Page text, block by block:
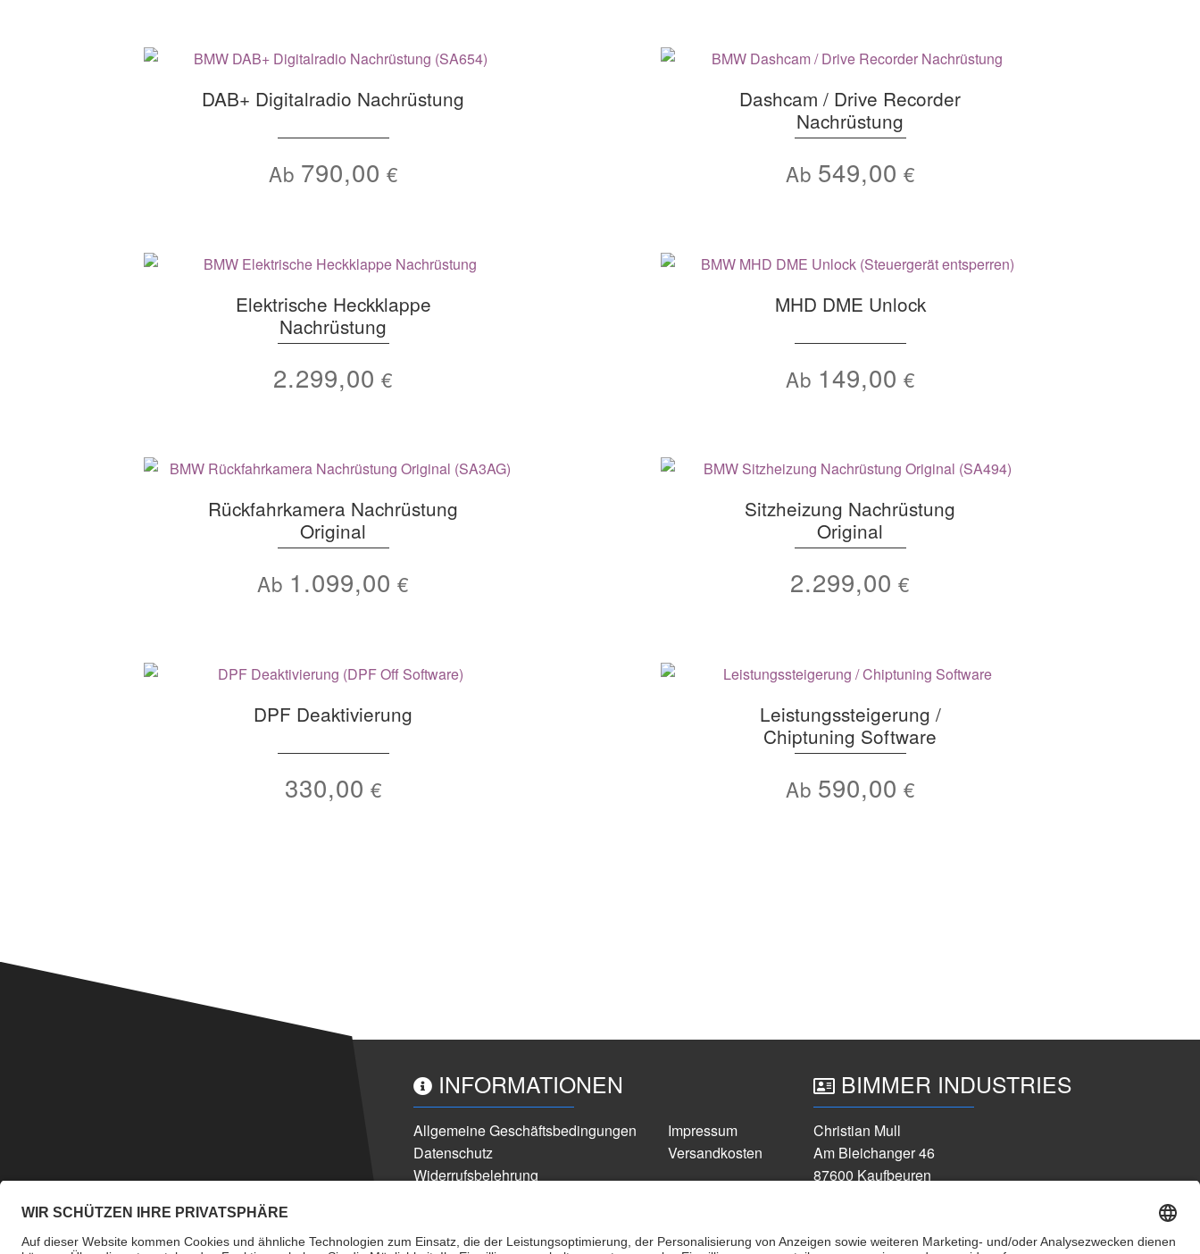
DAB+ Digitalradio Nachrüstung
Ab 790,00 €
Dashcam / Drive Recorder
Nachrüstung
Ab 549,00 €
Elektrische Heckklappe
Nachrüstung
2.299,00 €
MHD DME Unlock
Ab 149,00 €
Rückfahrkamera Nachrüstung
Original
Ab 1.099,00 €
Sitzheizung Nachrüstung
Original
2.299,00 €
DPF Deaktivierung
330,00 €
Leistungssteigerung /
Chiptuning Software
Ab 590,00 €
INFORMATIONEN
Allgemeine Geschäftsbedingungen
Datenschutz
Widerrufsbelehrung
Impressum
Versandkosten
BIMMER INDUSTRIES
Christian Mull
Am Bleichanger 46
87600 Kaufbeuren
info@bimmer-industries.de